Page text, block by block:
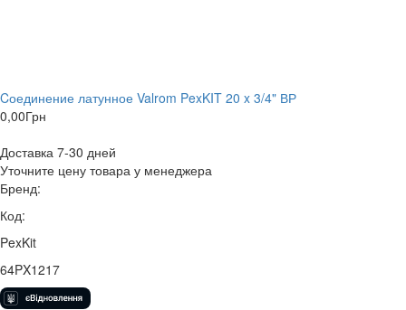
Cоединение латунное Valrom PexKIT 20 x 3/4" ВР
0,00Грн
Доставка 7-30 дней
Уточните цену товара у менеджера
Бренд:
Код:
PexKit
64PX1217